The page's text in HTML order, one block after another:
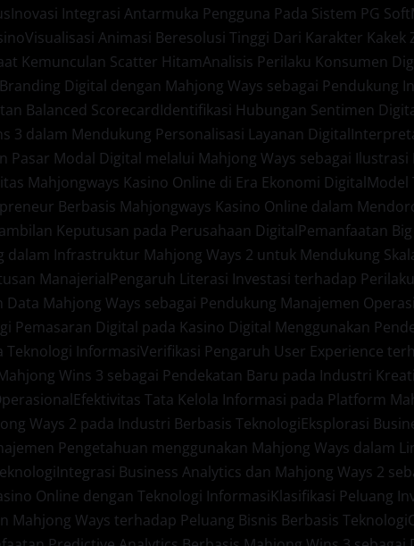
Inovasi Integrasi Antarmuka Pengguna Pada Sistem PG Soft
Visualisasi Animasi Beresolusi Tinggi Dari Karakter Kakek
Kemunculan Scatter HitamAnalisis Perilaku Konsumen
Digital dengan Mahjong Ways sebagai Pendukung
Balanced ScorecardIdentifikasi Hubungan Sentimen
3 dalam Mendukung Personalisasi Layanan Digital
Pasar Modal Digital melalui Mahjong Ways sebagai
Mahjongways Kasino Online di Era Ekonomi DigitalModel
Berbasis Mahjongways Kasino Online dalam
Keputusan pada Perusahaan DigitalPemanfaatan
dalam Infrastruktur Mahjong Ways 2 untuk Mendukung
ManajerialPengaruh Literasi Investasi terhadap
Mahjong Ways sebagai Pendukung Manajemen
Pemasaran Digital pada Kasino Digital Menggunakan
Teknologi InformasiVerifikasi Pengaruh User Experience
Wins 3 sebagai Pendekatan Baru pada Industri
Efektivitas Tata Kelola Informasi pada Platform
Ways 2 pada Industri Berbasis TeknologiEksplorasi
Pengetahuan menggunakan Mahjong Ways dalam
Integrasi Business Analytics dan Mahjong Ways 2
Online dengan Teknologi InformasiKlasifikasi Peluang
Mahjong Ways terhadap Peluang Bisnis Berbasis Teknologi